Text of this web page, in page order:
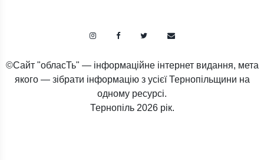
©Сайт "обласТь" — інформаційне інтернет видання, мета
якого — зібрати інформацію з усієї Тернопільщини на
одному ресурсі.
Тернопіль 2026 рік.